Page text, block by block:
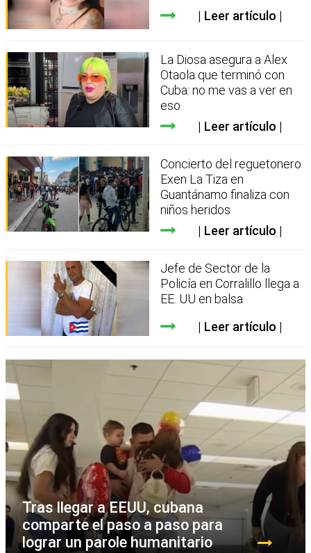
Leer artículo
La Diosa asegura a Alex
Otaola que terminó con
Cuba: no me vas a ver en
eso
Leer artículo
Concierto del reguetonero
Exen La Tiza en
Guantánamo finaliza con
niños heridos
Leer artículo
Jefe de Sector de la
Policía en Corralillo llega a
EE. UU en balsa
Leer artículo
Tras llegar a EEUU, cubana
comparte el paso a paso para
lograr un parole humanitario